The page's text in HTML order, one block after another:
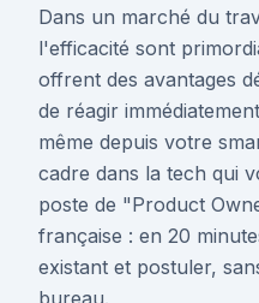
Dans un marché du
l'efficacité sont
offrent des avantages
de réagir
même depuis votre
cadre dans la tech qui
poste de "Product
française : en 20
existant et postuler,
bureau.